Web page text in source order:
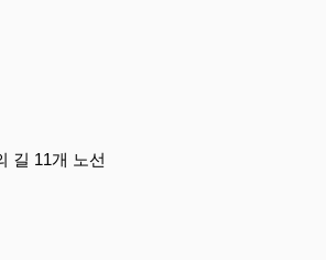
지대 평화여행 떠나요 … 평화의 길 11개 노선